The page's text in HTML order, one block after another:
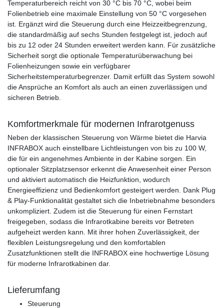
Temperaturbereich reicht von 30 °C bis 70 °C, wobei beim
Folienbetrieb eine maximale Einstellung von 50 °C vorgesehen
ist. Ergänzt wird die Steuerung durch eine Heizzeitbegrenzung,
die standardmäßig auf sechs Stunden festgelegt ist, jedoch auf
bis zu 12 oder 24 Stunden erweitert werden kann. Für zusätzliche
Sicherheit sorgt die optionale Temperaturüberwachung bei
Folienheizungen sowie ein verfügbarer
Sicherheitstemperaturbegrenzer. Damit erfüllt das System sowohl
die Ansprüche an Komfort als auch an einen zuverlässigen und
sicheren Betrieb.
Komfortmerkmale für modernen Infrarotgenuss
Neben der klassischen Steuerung von Wärme bietet die Harvia
INFRABOX auch einstellbare Lichtleistungen von bis zu 100 W,
die für ein angenehmes Ambiente in der Kabine sorgen. Ein
optionaler Sitzplatzsensor erkennt die Anwesenheit einer Person
und aktiviert automatisch die Heizfunktion, wodurch
Energieeffizienz und Bedienkomfort gesteigert werden. Dank Plug
& Play-Funktionalität gestaltet sich die Inbetriebnahme besonders
unkompliziert. Zudem ist die Steuerung für einen Fernstart
freigegeben, sodass die Infrarotkabine bereits vor Betreten
aufgeheizt werden kann. Mit ihrer hohen Zuverlässigkeit, der
flexiblen Leistungsregelung und den komfortablen
Zusatzfunktionen stellt die INFRABOX eine hochwertige Lösung
für moderne Infrarotkabinen dar.
Lieferumfang
Steuerung